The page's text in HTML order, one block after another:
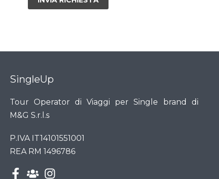
SingleUp
Tour Operator di Viaggi per Single brand di
M&G S.r.l.s
P.IVA IT14101551001
REA RM 1496786